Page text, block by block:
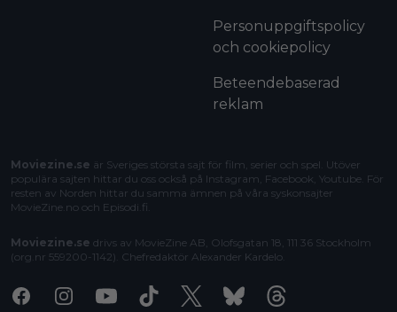
Personuppgiftspolicy
och cookiepolicy
Beteendebaserad
reklam
Moviezine.se är Sveriges största sajt för film, serier och spel. Utöver
populära sajten hittar du oss också på Instagram, Facebook, Youtube. För
resten av Norden hittar du samma ämnen på våra syskonsajter
MovieZine.no och Episodi.fi
Moviezine.se drivs av MovieZine AB, Olofsgatan 18, 111 36 Stockholm
(org.nr 559200-1142). Chefredaktör Alexander Kardelo
FacebookInstagramYoutubeTiktok X BlueskyThreads